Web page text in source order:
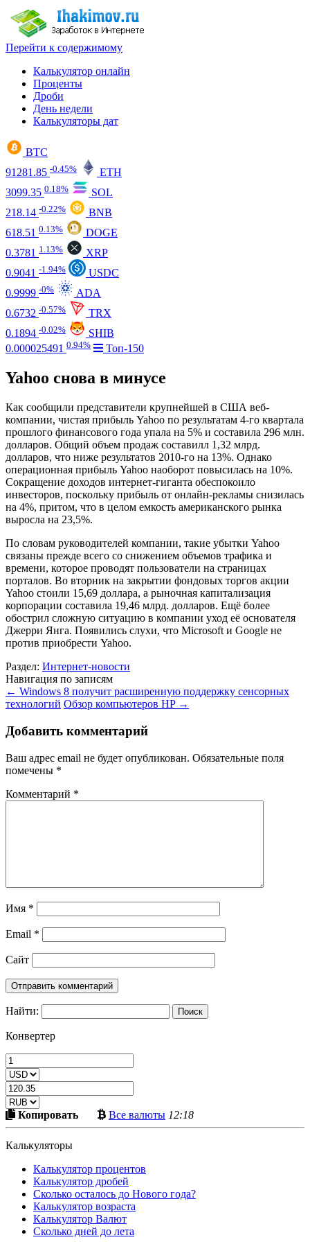
Перейти к содержимому
Калькулятор онлайн
Проценты
Дроби
День недели
Калькуляторы дат
BTC
91281.85 -0.45%
ETH
3099.35 0.18%
SOL
218.14 -0.22%
BNB
618.51 0.13%
DOGE
0.3781 1.13%
XRP
0.9041 -1.94%
USDC
0.9999 -0%
ADA
0.6732 -0.57%
TRX
0.1894 -0.02%
SHIB
0.000025491 0.94% Топ-150
Yahoo снова в минусе
Как сообщили представители крупнейшей в США веб-
компании, чистая прибыль Yahoo по результатам 4-го квартала
прошлого финансового года упала на 5% и составила 296 млн.
долларов. Общий объем продаж составилл 1,32 млрд.
долларов, что ниже результатов 2010-го на 13%. Однако
операционная прибыль Yahoo наоборот повысилась на 10%.
Сокращение доходов интернет-гиганта обеспокоило
инвесторов, поскольку прибыль от онлайн-рекламы снизилась
на 4%, притом, что в целом емкость американского рынка
выросла на 23,5%.
По словам руководителей компании, такие убытки Yahoo
связаны прежде всего со снижением объемов трафика и
времени, которое проводят пользователи на страницах
порталов. Во вторник на закрытии фондовых торгов акции
Yahoo стоили 15,69 доллара, а рыночная капитализация
корпорации составила 19,46 млрд. долларов. Ещё более
обострил сложную ситуацию в компании уход её основателя
Джерри Янга. Появились слухи, что Microsoft и Google не
против приобрести Yahoo.
Раздел: Интернет-новости
Навигация по записям
← Windows 8 получит расширенную поддержку сенсорных
технологий Обзор компьютеров HP →
Добавить комментарий
Ваш адрес email не будет опубликован. Обязательные поля
помечены *
Комментарий *
Имя *
Email *
Сайт
Найти:
Конвертер
КопироватьСкопировать
в
Все валютыБольше
криптовалют
12:18
Калькуляторы
Калькулятор процентов
Калькулятор дробей
Сколько осталось до Нового года?
Калькулятор возраста
Калькулятор Валют
Сколько дней до лета